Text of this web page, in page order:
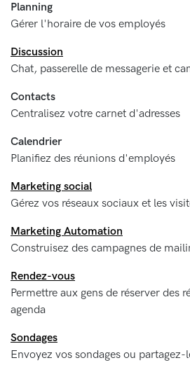
Planning
Gérer l'horaire de vos employés
Discussion
Chat, passerelle de messagerie et
Contacts
Centralisez votre carnet d'adresses
Calendrier
Planifiez des réunions d'employés
Marketing social
Gérez vos réseaux sociaux et les
Marketing Automation
Construisez des campagnes de
Rendez-vous
Permettre aux gens de réserver des
agenda
Sondages
Envoyez vos sondages ou partagez-